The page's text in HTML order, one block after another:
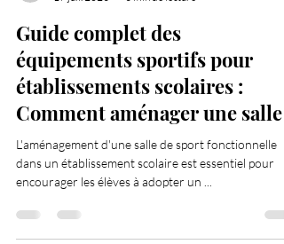
benedictevangheluw
17 juil. 2023
3 min de lecture
Guide complet des
équipements sportifs pour
établissements scolaires :
Comment aménager une salle
L'aménagement d'une salle de sport fonctionnelle
encourager les élèves à adopter un ...